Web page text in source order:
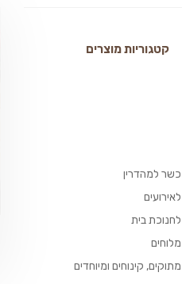
קטגוריות מוצרים
כשר למהדרין
בית
קינוחים ומיוחדים